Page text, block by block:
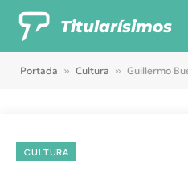
Titularísimos
Portada » Cultura » Guillermo Bueno
CULTURA